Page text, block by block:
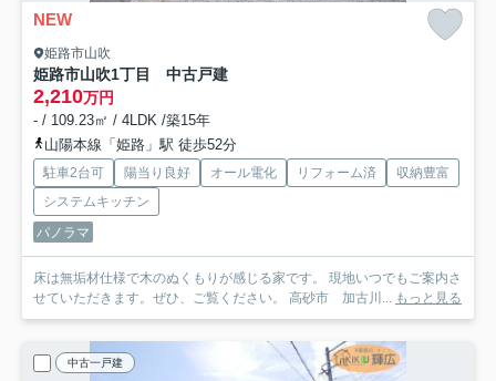
NEW
姫路市山吹
姫路市山吹1丁目 中古戸建
2,210万円
- / 109.23㎡ / 4LDK /築15年
山陽本線「姫路」駅 徒歩52分
駐車2台可 陽当り良好 オール電化 リフォーム済
収納豊富
システムキッチン
パノラマ
床は無垢材仕様で木のぬくもりが感じる家です。 現地いつでもご案内さ
せていただきます。ぜひ、ご覧ください。 高砂市 加古川... もっと見る
中古一戸建